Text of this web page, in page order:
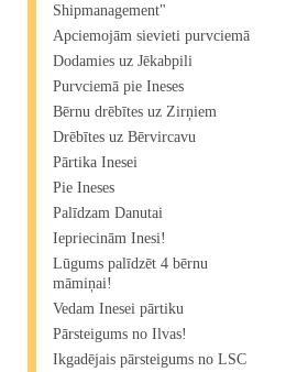
Shipmanagement"​
Apciemojām sievieti purvciemā
Dodamies uz Jēkabpili
Purvciemā pie Ineses
Bērnu drēbītes uz Zirņiem
Drēbītes uz Bērvircavu
Pārtika Inesei
Pie Ineses
Palīdzam Danutai
Iepriecinām Inesi!
Lūgums palīdzēt 4 bērnu
māmiņai!
Vedam Inesei pārtiku
Pārsteigums no Ilvas!
Ikgadējais pārsteigums no LSC